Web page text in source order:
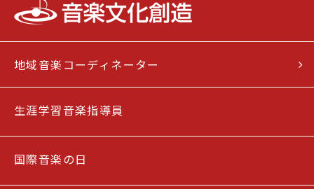
地域音楽コーディネーター
生涯学習音楽指導員
国際音楽の日